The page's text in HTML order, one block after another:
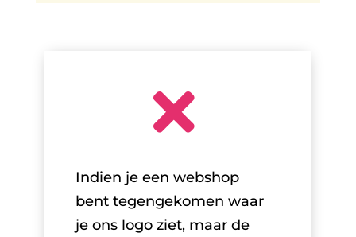

Indien je een webshop
bent tegengekomen waar
je ons logo ziet, maar de